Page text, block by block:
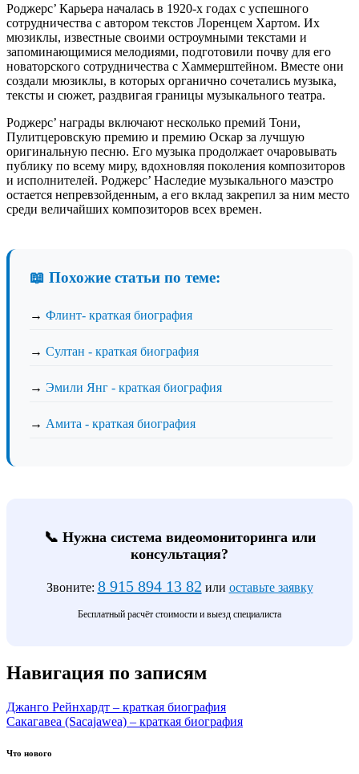
Роджерс’ Карьера началась в 1920-х годах с успешного
сотрудничества с автором текстов Лоренцем Хартом. Их
мюзиклы, известные своими остроумными текстами и
запоминающимися мелодиями, подготовили почву для его
новаторского сотрудничества с Хаммерштейном. Вместе они
создали мюзиклы, в которых органично сочетались музыка,
тексты и сюжет, раздвигая границы музыкального театра.
Роджерс’ награды включают несколько премий Тони,
Пулитцеровскую премию и премию Оскар за лучшую
оригинальную песню. Его музыка продолжает очаровывать
публику по всему миру, вдохновляя поколения композиторов
и исполнителей. Роджерс’ Наследие музыкального маэстро
остается непревзойденным, а его вклад закрепил за ним место
среди величайших композиторов всех времен.
📖 Похожие статьи по теме:
→ Флинт- краткая биография
→ Султан - краткая биография
→ Эмили Янг - краткая биография
→ Амита - краткая биография
📞 Нужна система видеомониторинга или
консультация?
Звоните: 8 915 894 13 82 или оставьте заявку
Бесплатный расчёт стоимости и выезд специалиста
Навигация по записям
Джанго Рейнхардт – краткая биография
Сакагавеа (Sacajawea) – краткая биография
Что нового